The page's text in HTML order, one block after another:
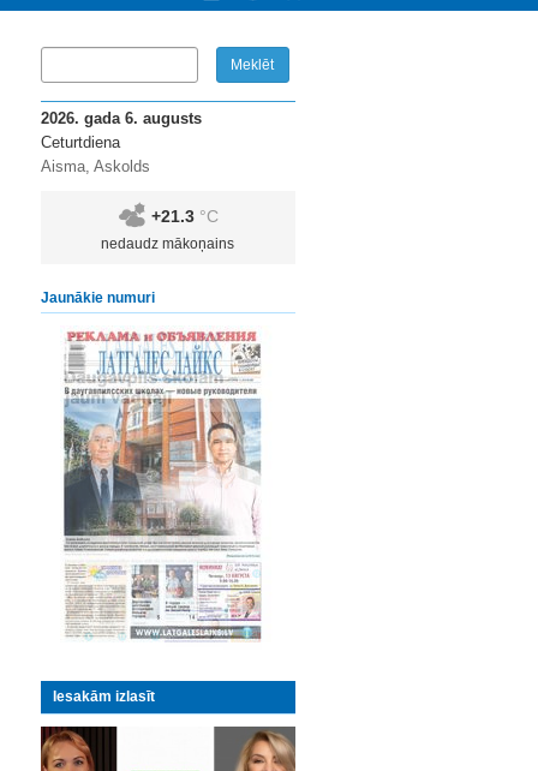
2026. gada 6. augusts
Ceturtdiena
Aisma, Askolds
+21.3 °C
nedaudz mākoņains
Jaunākie numuri
Iesakām izlasīt